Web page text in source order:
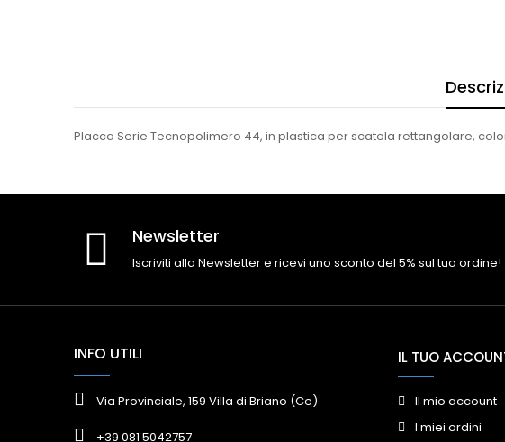
Placca Serie Tecnopolimero 44, in plastica per scatola rettangolare,
Newsletter
Iscriviti alla Newsletter e ricevi uno sconto del 5% sul tuo ordine!
INFO UTILI
Via Provinciale, 159 Villa di Briano (Ce)
+39 081 5042757
IL TUO
Il mio account
I miei ordini